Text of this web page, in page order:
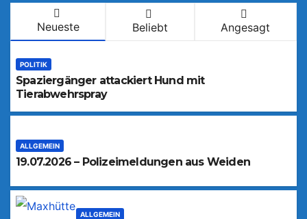
Neueste Beliebt Angesagt
POLITIK
Spaziergänger attackiert Hund mit
Tierabwehrspray
ALLGEMEIN
19.07.2026 – Polizeimeldungen aus Weiden
ALLGEMEIN